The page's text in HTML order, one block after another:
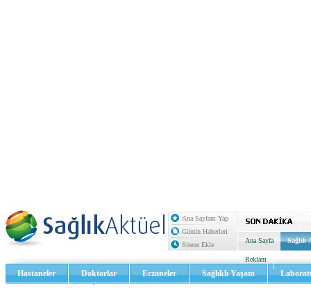
Ana Sayfam Yap
Günün Haberleri
Sitene Ekle
Ana Sayfa Sağlık
Reklam
Hastaneler Doktorlar Eczaneler Sağlıklı Yaşam